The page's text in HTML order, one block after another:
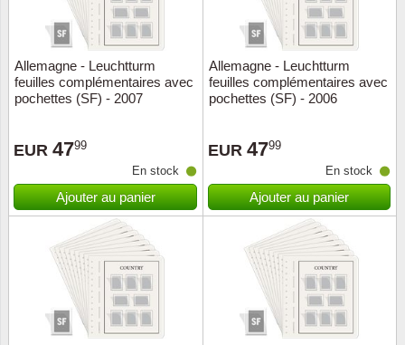
Allemagne - Leuchtturm
feuilles complémentaires avec
pochettes (SF) - 2007
EUR 4799
En stock
Ajouter au panier
Allemagne - Leuchtturm
feuilles complémentaires avec
pochettes (SF) - 2006
EUR 4799
En stock
Ajouter au panier